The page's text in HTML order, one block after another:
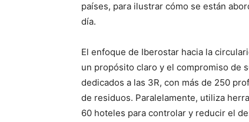
países, para ilustrar cómo se están
día.
El enfoque de Iberostar hacia la
un propósito claro y el compromiso de
dedicados a las 3R, con más de 250
de residuos. Paralelamente, utiliza
60 hoteles para controlar y reducir el